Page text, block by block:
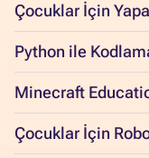
Çocuklar İçin
Python ile
Minecraft
Çocuklar İçin